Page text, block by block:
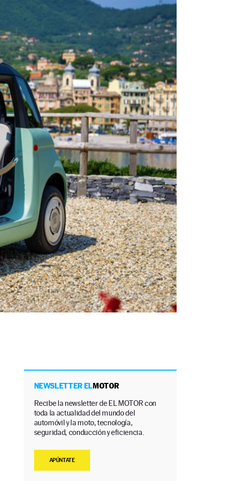
NEWSLETTER ELMOTOR
Recibe la newsletter de EL MOTOR con
toda la actualidad del mundo del
automóvil y la moto, tecnología,
seguridad, conducción y eficiencia.
APÚNTATE